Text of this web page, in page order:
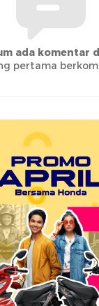
ada komentar
pertama